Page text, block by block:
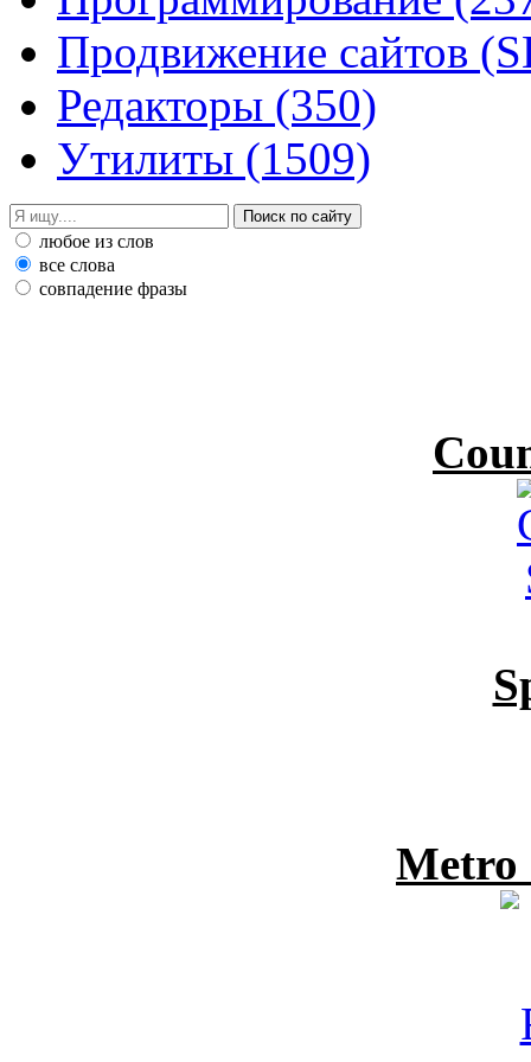
Продвижение сайтов
Редакторы (350)
Утилиты (1509)
любое из слов
все слова
совпадение фразы
Metro